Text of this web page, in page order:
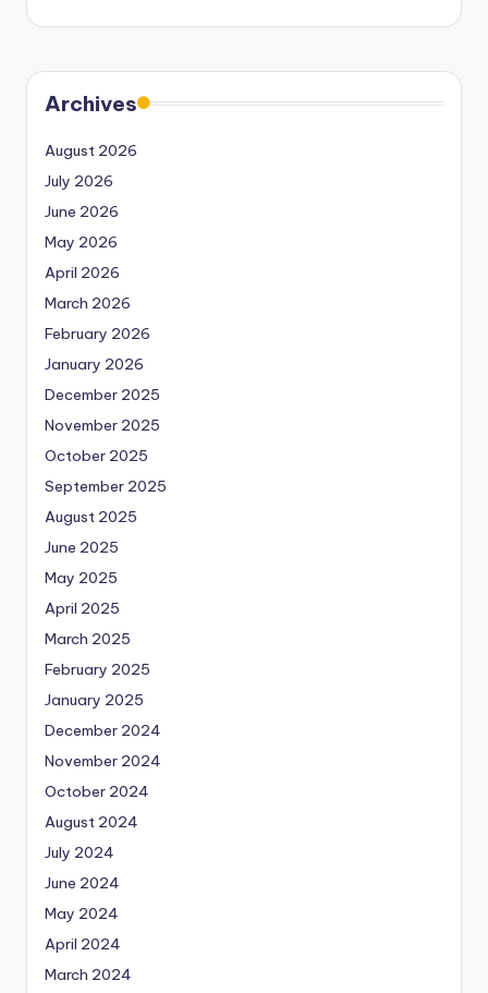
Archives
August 2026
July 2026
June 2026
May 2026
April 2026
March 2026
February 2026
January 2026
December 2025
November 2025
October 2025
September 2025
August 2025
June 2025
May 2025
April 2025
March 2025
February 2025
January 2025
December 2024
November 2024
October 2024
August 2024
July 2024
June 2024
May 2024
April 2024
March 2024